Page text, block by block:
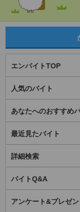
エンバイトTOP
人気のバイト
あなたへのおすすめ
最近見たバイト
詳細検索
バイトQ&A
アンケート&プレゼン